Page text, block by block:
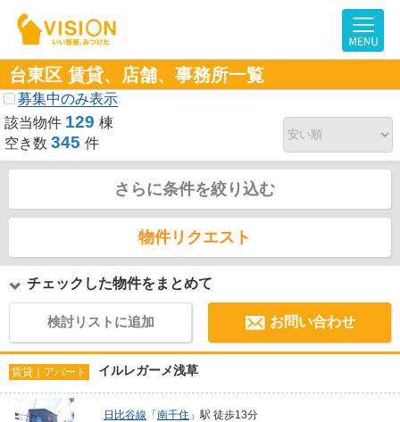
台東区 賃貸、店舗、事務所一覧
募集中のみ表示
該当物件 129 棟
空き数 345 件
さらに条件を絞り込む
物件リクエスト
チェックした物件をまとめて
検討リストに追加 お問い合わせ
賃貸｜アパート イルレガーメ浅草
日比谷線 「南千住 」駅 徒歩13分